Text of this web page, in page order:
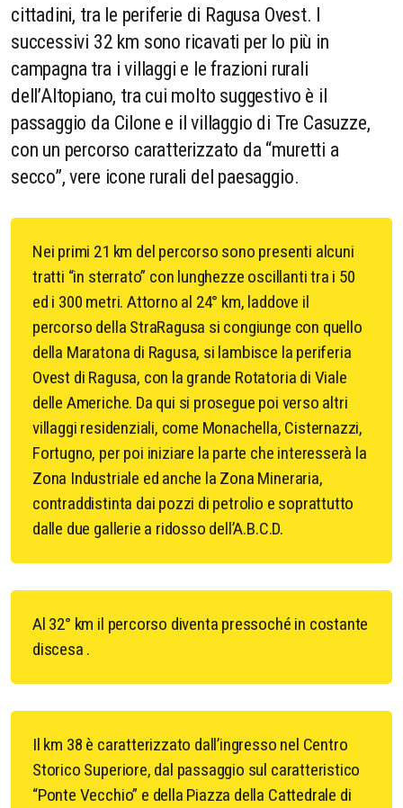
cittadini, tra le periferie di Ragusa Ovest. I
successivi 32 km sono ricavati per lo più in
campagna tra i villaggi e le frazioni rurali
dell’Altopiano, tra cui molto suggestivo è il
passaggio da Cilone e il villaggio di Tre Casuzze,
con un percorso caratterizzato da “muretti a
secco”, vere icone rurali del paesaggio.
Nei primi 21 km del percorso sono presenti alcuni
tratti “in sterrato” con lunghezze oscillanti tra i 50
ed i 300 metri. Attorno al 24° km, laddove il
percorso della StraRagusa si congiunge con quello
della Maratona di Ragusa, si lambisce la periferia
Ovest di Ragusa, con la grande Rotatoria di Viale
delle Americhe. Da qui si prosegue poi verso altri
villaggi residenziali, come Monachella, Cisternazzi,
Fortugno, per poi iniziare la parte che interesserà la
Zona Industriale ed anche la Zona Mineraria,
contraddistinta dai pozzi di petrolio e soprattutto
dalle due gallerie a ridosso dell’A.B.C.D.
Al 32° km il percorso diventa pressoché in costante
discesa .
Il km 38 è caratterizzato dall’ingresso nel Centro
Storico Superiore, dal passaggio sul caratteristico
“Ponte Vecchio” e della Piazza della Cattedrale di